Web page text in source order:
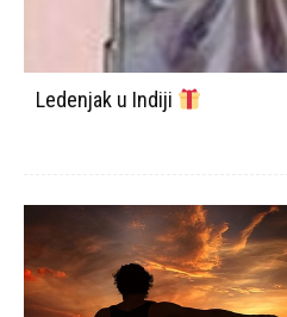
Ledenjak u Indiji